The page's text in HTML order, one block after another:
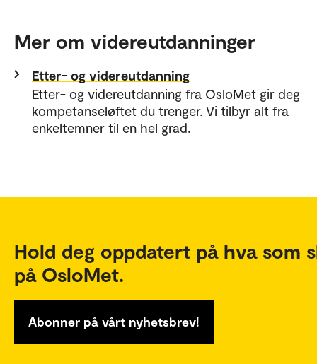
Mer om videreutdanninger
Etter- og videreutdanning
Etter- og videreutdanning fra OsloMet gir deg
kompetanseløftet du trenger. Vi tilbyr alt fra
enkeltemner til en hel grad.
Hold deg oppdatert på hva som
på OsloMet.
Abonner på vårt nyhetsbrev!